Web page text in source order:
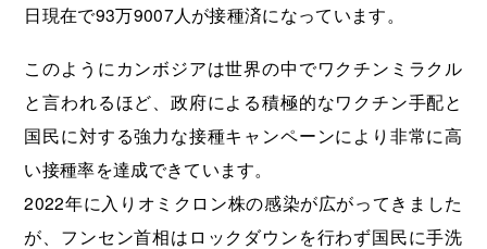
日現在で93万9007人が接種済になっています。
このようにカンボジアは世界の中でワクチンミラクル
と言われるほど、政府による積極的なワクチン手配と
国民に対する強力な接種キャンペーンにより非常に高
い接種率を達成できています。
2022年に入りオミクロン株の感染が広がってきました
が、フンセン首相はロックダウンを行わず国民に手洗